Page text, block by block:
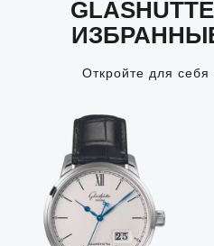
Откройте для